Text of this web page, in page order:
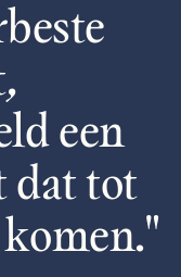
een
dat tot